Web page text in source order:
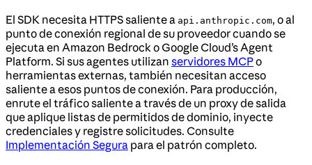
El SDK necesita HTTPS saliente a api.anthropic.com, o al
punto de conexión regional de su proveedor cuando se
ejecuta en Amazon Bedrock o Google Cloud’s Agent
Platform. Si sus agentes utilizan servidores MCPo
herramientas externas, también necesitan acceso
saliente a esos puntos de conexión. Para producción,
enrute el tráfico saliente a través de un proxy de salida
que aplique listas de permitidos de dominio, inyecte
credenciales y registre solicitudes. Consulte
Implementación Segura para el patrón completo.